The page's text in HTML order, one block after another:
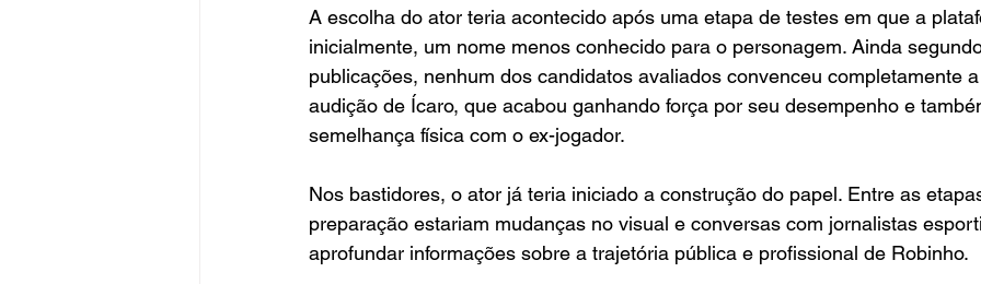
A escolha do ator teria acontecido após uma etapa de testes em que a
inicialmente, um nome menos conhecido para o personagem. Ainda
publicações, nenhum dos candidatos avaliados convenceu completamente
audição de Ícaro, que acabou ganhando força por seu desempenho e
semelhança física com o ex-jogador.
Nos bastidores, o ator já teria iniciado a construção do papel. Entre as
preparação estariam mudanças no visual e conversas com jornalistas
aprofundar informações sobre a trajetória pública e profissional de Robinho.